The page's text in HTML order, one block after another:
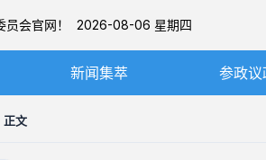
员会官网！ 2026-08-06 星期四
新闻集萃 参政议
正文